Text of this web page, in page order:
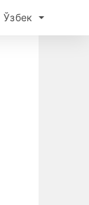
Ўзбек
Ўзбек